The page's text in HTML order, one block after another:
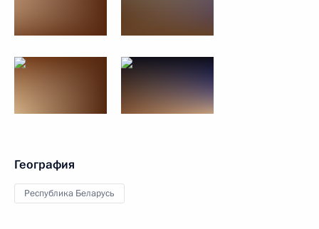
География
Республика Беларусь